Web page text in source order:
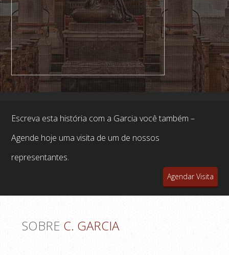
Escreva esta história com a Garcia você também –
Agende hoje uma visita de um de nossos
representantes.
Agendar Visita
SOBRE C. GARCIA